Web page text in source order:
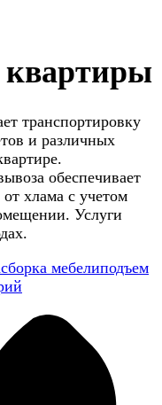
квартиры
транспортировку
и различных
обеспечивает
хлама с учетом
Услуги
сборка мебелиподъем